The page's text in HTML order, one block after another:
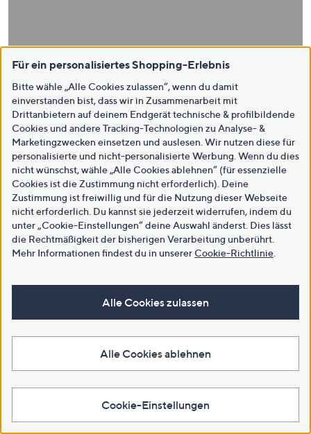
Für ein personalisiertes Shopping-Erlebnis
Bitte wähle „Alle Cookies zulassen“, wenn du damit
einverstanden bist, dass wir in Zusammenarbeit mit
Drittanbietern auf deinem Endgerät technische & profilbildende
Cookies und andere Tracking-Technologien zu Analyse- &
Marketingzwecken einsetzen und auslesen. Wir nutzen diese für
personalisierte und nicht-personalisierte Werbung. Wenn du dies
nicht wünschst, wähle „Alle Cookies ablehnen“ (für essenzielle
Cookies ist die Zustimmung nicht erforderlich). Deine
Zustimmung ist freiwillig und für die Nutzung dieser Webseite
nicht erforderlich. Du kannst sie jederzeit widerrufen, indem du
unter „Cookie-Einstellungen“ deine Auswahl änderst. Dies lässt
die Rechtmäßigkeit der bisherigen Verarbeitung unberührt.
Mehr Informationen findest du in unsererCookie-Richtlinie
Alle Cookies zulassen
Alle Cookies ablehnen
Cookie-Einstellungen